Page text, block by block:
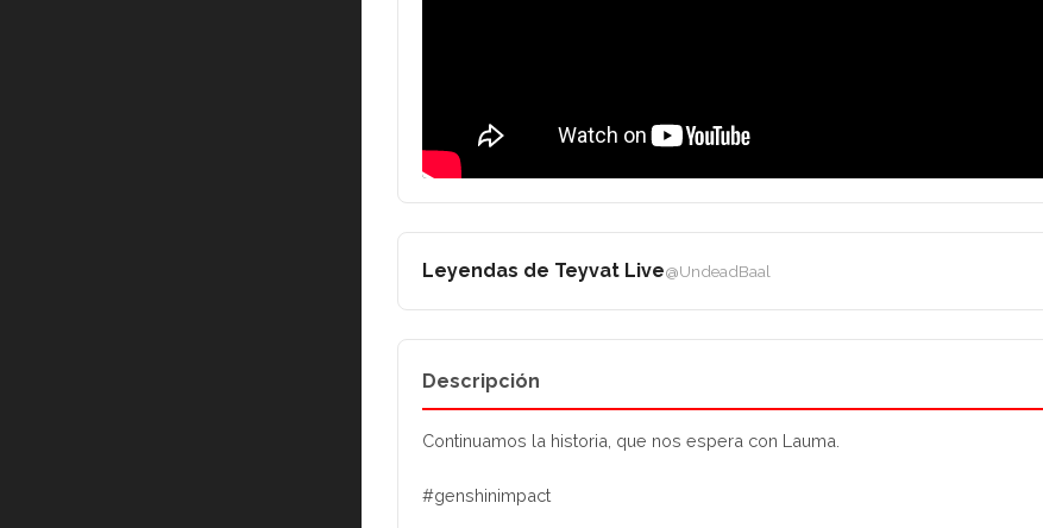
Leyendas de Teyvat Live@UndeadBaal
Descripción
Continuamos la historia, que nos espera con Lauma.
#genshinimpact